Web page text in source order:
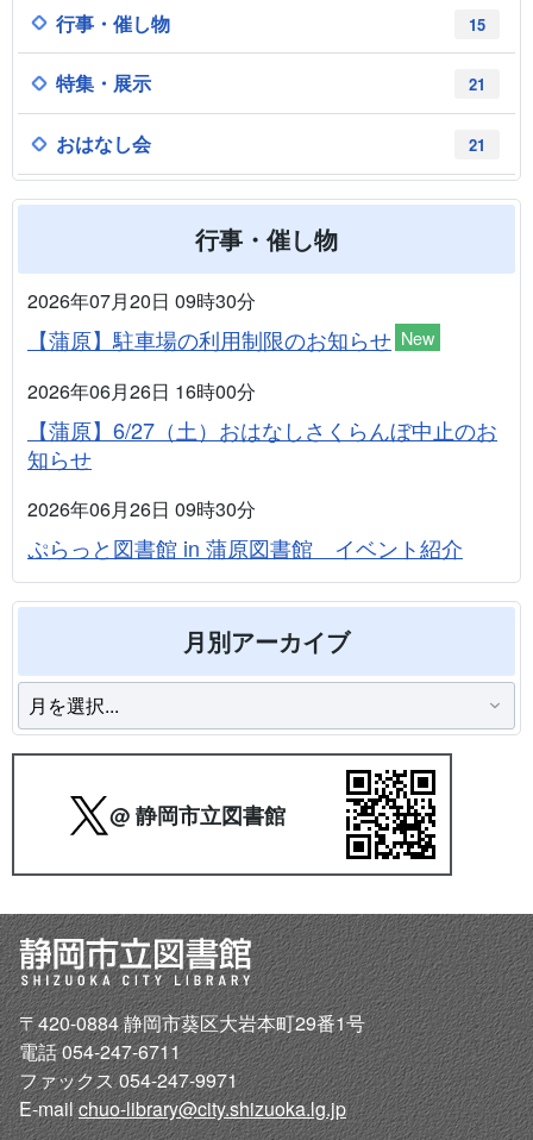
15
行事・催し物
21
特集・展示
21
おはなし会
行事・催し物
2026年07月20日 09時30分
【蒲原】駐車場の利用制限のお知らせ New
2026年06月26日 16時00分
【蒲原】6/27（土）おはなしさくらんぼ中止のお
知らせ
2026年06月26日 09時30分
ぷらっと図書館 in 蒲原図書館 イベント紹介
月別アーカイブ
@ 静岡市立図書館
〒420-0884 静岡市葵区大岩本町29番1号
電話 054-247-6711
ファックス 054-247-9971
E-mailchuo-library@city.shizuoka.lg.jp